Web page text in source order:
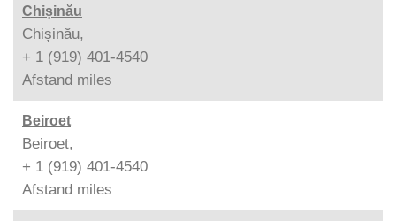
Chișinău
Chișinău,
+ 1 (919) 401-4540
Afstand miles
Beiroet
Beiroet,
+ 1 (919) 401-4540
Afstand miles